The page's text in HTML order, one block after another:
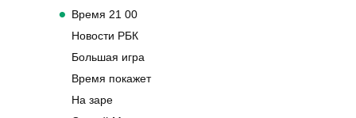
Время 21 00
Новости РБК
Большая игра
Время покажет
На заре